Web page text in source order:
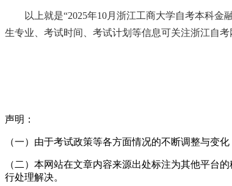
以上就是“2025年10月浙江工商大学自考本科金
生专业、考试时间、考试计划等信息可关注浙江自考
声明：
（一）由于考试政策等各方面情况的不断调整与变
（二）本网站在文章内容来源出处标注为其他平台
行处理解决。